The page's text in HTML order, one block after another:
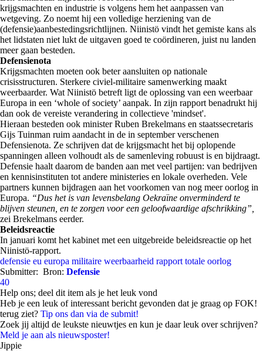
krijgsmachten en industrie is volgens hem het aanpassen van
wetgeving. Zo noemt hij een volledige herziening van de
(defensie)aanbestedingsrichtlijnen. Niinistö vindt het gemiste kans als
het lidstaten niet lukt de uitgaven goed te coördineren, juist nu landen
meer gaan besteden.
Defensienota
Krijgsmachten moeten ook beter aansluiten op nationale
crisisstructuren. Sterkere civiel-militaire samenwerking maakt
weerbaarder. Wat Niinistö betreft ligt de oplossing van een weerbaar
Europa in een ‘whole of society’ aanpak. In zijn rapport benadrukt hij
dan ook de vereiste verandering in collectieve 'mindset'.
Hieraan besteden ook minister Ruben Brekelmans en staatssecretaris
Gijs Tuinman ruim aandacht in de in september verschenen
Defensienota. Ze schrijven dat de krijgsmacht het bij oplopende
spanningen alleen volhoudt als de samenleving robuust is en bijdraagt.
Defensie haalt daarom de banden aan met veel partijen: van bedrijven
en kennisinstituten tot andere ministeries en lokale overheden. Vele
partners kunnen bijdragen aan het voorkomen van nog meer oorlog in
Europa. “Dus het is van levensbelang Oekraïne onverminderd te
blijven steunen, en te zorgen voor een geloofwaardige afschrikking”,
zei Brekelmans eerder.
Beleidsreactie
In januari komt het kabinet met een uitgebreide beleidsreactie op het
Niinistö-rapport.
defensie eu europa militaire weerbaarheid rapport totale oorlog
Submitter: Bron: Defensie
40
Help ons; deel dit item als je het leuk vond
Heb je een leuk of interessant bericht gevonden dat je graag op FOK!
terug ziet? Tip ons dan via de submit!
Zoek jij altijd de leukste nieuwtjes en kun je daar leuk over schrijven?
Meld je aan als nieuwsposter!
Jippie